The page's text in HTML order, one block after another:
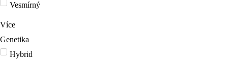
Vesmírný
Více
Genetika
Hybrid